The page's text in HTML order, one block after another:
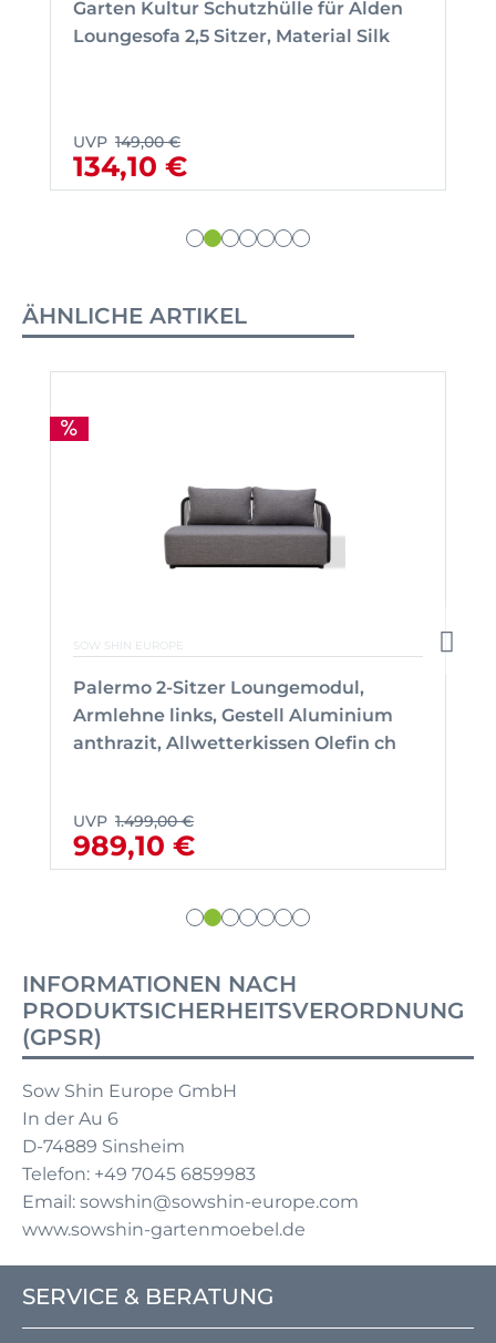
Garten Kultur Schutzhülle für Alden
Loungesofa 2,5 Sitzer, Material Silk
UVP 149,00 €
134,10 €
ÄHNLICHE ARTIKEL
SOW SHIN EUROPE
Palermo 2-Sitzer Loungemodul,
Armlehne links, Gestell Aluminium
anthrazit, Allwetterkissen Olefin ch
UVP 1.499,00 €
989,10 €
INFORMATIONEN NACH
PRODUKTSICHERHEITSVERORDNUNG
(GPSR)
Sow Shin Europe GmbH
In der Au 6
D-74889 Sinsheim
Telefon: +49 7045 6859983
Email: sowshin@sowshin-europe.com
www.sowshin-gartenmoebel.de
SERVICE & BERATUNG